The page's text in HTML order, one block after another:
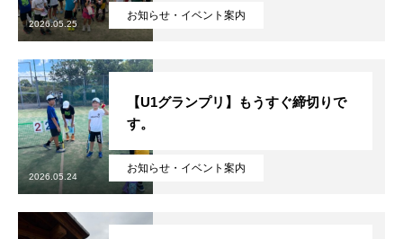
お知らせ・イベント案内
2026.05.25
お知らせ・イベント案内
【U1グランプリ】もうすぐ締切りで
す。
2026.05.24